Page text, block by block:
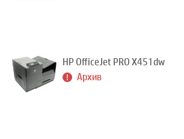
HP OfficeJet PRO X451dw
Архив